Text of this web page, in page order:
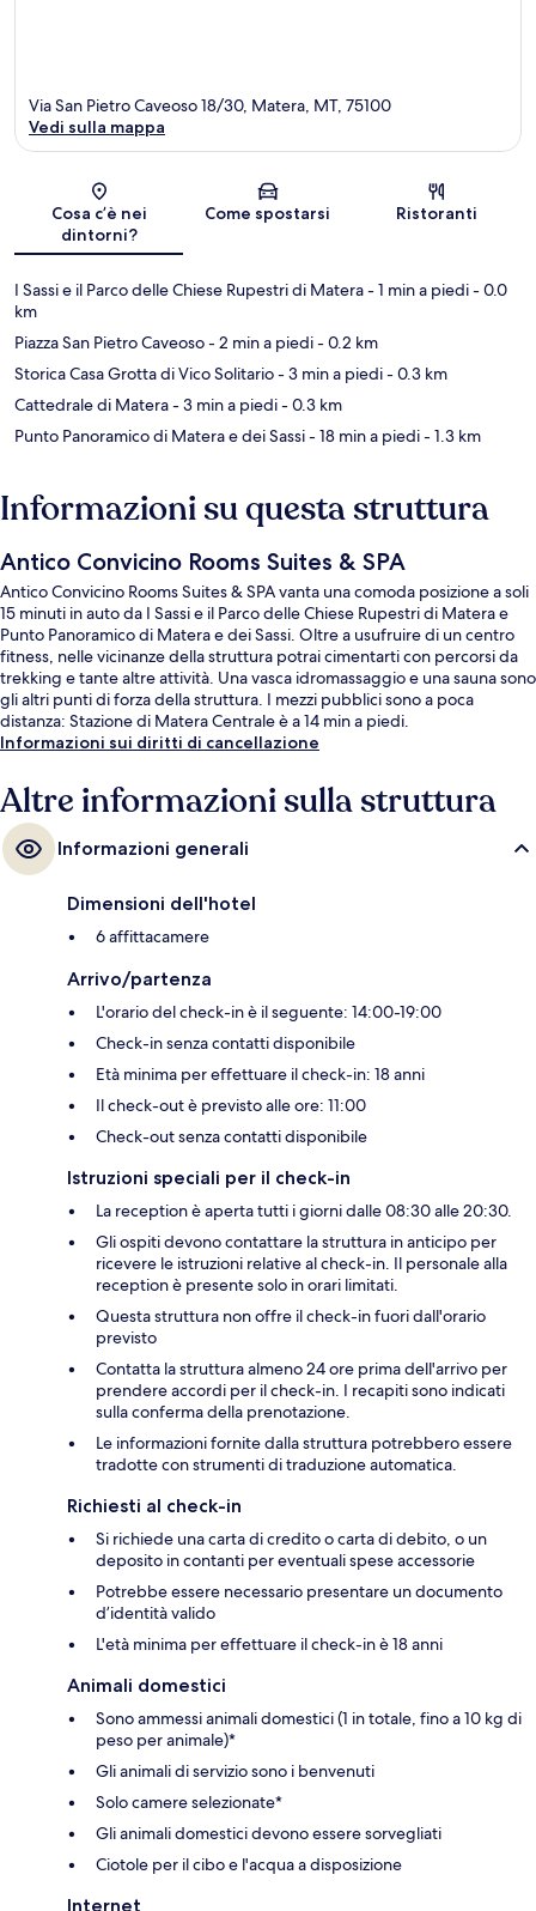
Mappa
Via San Pietro Caveoso 18/30, Matera, MT, 75100
Vedi sulla mappa
Cosa c’è nei
dintorni?
Come spostarsi Ristoranti
I Sassi e il Parco delle Chiese Rupestri di Matera- 1 min a piedi- 0.0
km
Piazza San Pietro Caveoso- 2 min a piedi- 0.2 km
Storica Casa Grotta di Vico Solitario- 3 min a piedi- 0.3 km
Cattedrale di Matera- 3 min a piedi- 0.3 km
Punto Panoramico di Matera e dei Sassi- 18 min a piedi- 1.3 km
Informazioni su questa struttura
Antico Convicino Rooms Suites & SPA
Antico Convicino Rooms Suites & SPA vanta una comoda posizione a soli
15 minuti in auto da I Sassi e il Parco delle Chiese Rupestri di Matera e
Punto Panoramico di Matera e dei Sassi. Oltre a usufruire di un centro
fitness, nelle vicinanze della struttura potrai cimentarti con percorsi da
trekking e tante altre attività. Una vasca idromassaggio e una sauna sono
gli altri punti di forza della struttura. I mezzi pubblici sono a poca
distanza: Stazione di Matera Centrale è a 14 min a piedi.
Informazioni sui diritti di cancellazione
Altre informazioni sulla struttura
Informazioni generali
Dimensioni dell'hotel
6 affittacamere
Arrivo/partenza
L'orario del check-in è il seguente: 14:00-19:00
Check-in senza contatti disponibile
Età minima per effettuare il check-in: 18 anni
Il check-out è previsto alle ore: 11:00
Check-out senza contatti disponibile
Istruzioni speciali per il check-in
La reception è aperta tutti i giorni dalle 08:30 alle 20:30.
Gli ospiti devono contattare la struttura in anticipo per
ricevere le istruzioni relative al check-in. Il personale alla
reception è presente solo in orari limitati.
Questa struttura non offre il check-in fuori dall'orario
previsto
Contatta la struttura almeno 24 ore prima dell'arrivo per
prendere accordi per il check-in. I recapiti sono indicati
sulla conferma della prenotazione.
Le informazioni fornite dalla struttura potrebbero essere
tradotte con strumenti di traduzione automatica.
Richiesti al check-in
Si richiede una carta di credito o carta di debito, o un
deposito in contanti per eventuali spese accessorie
Potrebbe essere necessario presentare un documento
d’identità valido
L'età minima per effettuare il check-in è 18 anni
Animali domestici
Sono ammessi animali domestici (1 in totale, fino a 10 kg di
peso per animale)*
Gli animali di servizio sono i benvenuti
Solo camere selezionate*
Gli animali domestici devono essere sorvegliati
Ciotole per il cibo e l'acqua a disposizione
Internet